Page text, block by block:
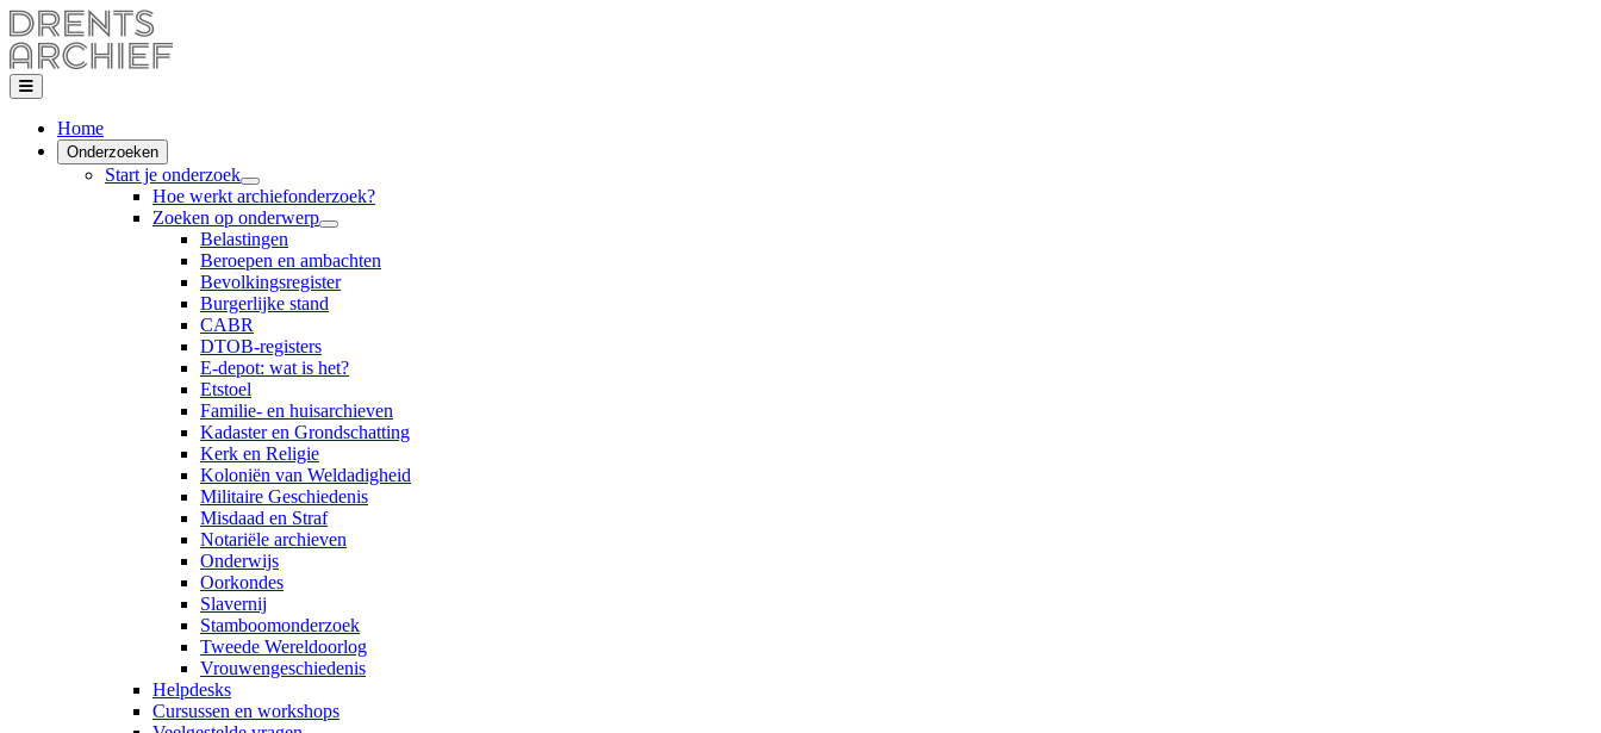
Home
Onderzoeken
Start je onderzoek
Hoe werkt archiefonderzoek?
Zoeken op onderwerp
Belastingen
Beroepen en ambachten
Bevolkingsregister
Burgerlijke stand
CABR
DTOB-registers
E-depot: wat is het?
Etstoel
Familie- en huisarchieven
Kadaster en Grondschatting
Kerk en Religie
Koloniën van Weldadigheid
Militaire Geschiedenis
Misdaad en Straf
Notariële archieven
Onderwijs
Oorkondes
Slavernij
Stamboomonderzoek
Tweede Wereldoorlog
Vrouwengeschiedenis
Helpdesks
Cursussen en workshops